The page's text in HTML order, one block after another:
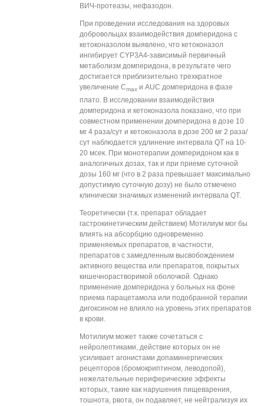
ВИЧ-протеазы, нефазодон.
При проведении исследования на здоровых
добровольцах взаимодействия домперидона с
кетоконазолом выявлено, что кетоконазол
ингибирует CYP3А4-зависимый первичный
метаболизм домперидона, в результате чего
достигается приблизительно трехкратное
увеличение Сmaxи AUC домперидона в фазе
плато. В исследовании взаимодействия
домперидона и кетоконазола показано, что при
совместном применении домперидона в дозе 10
мг 4 раза/сут и кетоконазола в дозе 200 мг 2 раза/
сут наблюдается удлинение интервала QT на 10-
20 мсек. При монотерапии домперидоном как в
аналогичных дозах, так и при приеме суточной
дозы 160 мг (что в 2 раза превышает максимально
допустимую суточную дозу) не было отмечено
клинически значимых изменений интервала QT.
Теоретически (т.к. препарат обладает
гастрокинетическим действием) Мотилиум мог бы
влиять на абсорбцию одновременно
применяемых препаратов, в частности,
препаратов с замедленным высвобождением
активного вещества или препаратов, покрытых
кишечнорастворимой оболочкой. Однако
применение домперидона у больных на фоне
приема парацетамола или подобранной терапии
дигоксином не влияло на уровень этих препаратов
в крови.
Мотилиум может также сочетаться с
нейролептиками, действие которых он не
усиливает агонистами допаминергических
рецепторов (бромокриптином, леводопой),
нежелательные периферические эффекты
которых, такие как нарушения пищеварения,
тошнота, рвота, он подавляет, не нейтрализуя их